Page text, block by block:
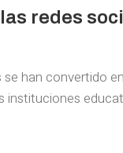
redes
se han convertido
instituciones